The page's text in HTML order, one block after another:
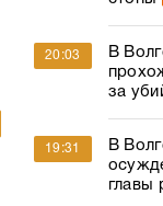
20:03
В
за
19:31
В
главы